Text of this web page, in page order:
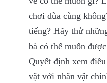
chơi đùa cùng
tiếng? Hãy thử
bà có thể muốn
Quyết định xem
vật với nhân vật